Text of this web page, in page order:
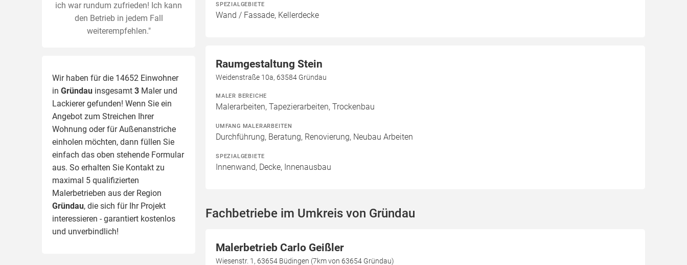
ich war rundum zufrieden! Ich kann
den Betrieb in jedem Fall
weiterempfehlen."
Wir haben für die 14652 Einwohner
in Gründau insgesamt 3 Maler und
Lackierer gefunden! Wenn Sie ein
Angebot zum Streichen Ihrer
Wohnung oder für Außenanstriche
einholen möchten, dann füllen Sie
einfach das oben stehende Formular
aus. So erhalten Sie Kontakt zu
maximal 5 qualifizierten
Malerbetrieben aus der Region
Gründau, die sich für Ihr Projekt
interessieren - garantiert kostenlos
und unverbindlich!
SPEZIALGEBIETE
Wand / Fassade, Kellerdecke
Raumgestaltung Stein
Weidenstraße 10a, 63584 Gründau
MALER BEREICHE
Malerarbeiten, Tapezierarbeiten, Trockenbau
UMFANG MALERARBEITEN
Durchführung, Beratung, Renovierung, Neubau Arbeiten
SPEZIALGEBIETE
Innenwand, Decke, Innenausbau
Fachbetriebe im Umkreis von Gründau
Malerbetrieb Carlo Geißler
Wiesenstr. 1, 63654 Büdingen (7km von 63654 Gründau)